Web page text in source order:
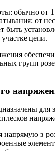
обычно от
от
быть
цепи.
групп
для
в